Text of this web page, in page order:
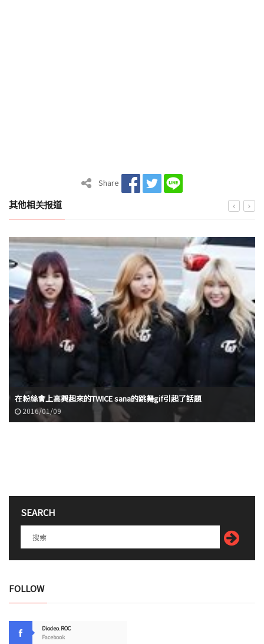
Share
其他相关报道
在粉絲會上高興起來的TWICE sana的跳舞gif引起了話題
2016/01/09
SEARCH
FOLLOW
Diodeo.ROC
Facebook